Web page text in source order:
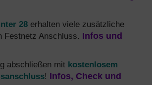
28 erhalten viele zusätzliche
Festnetz Anschluss. Infos und
abschließen mit kostenlosem
! Infos, Check und